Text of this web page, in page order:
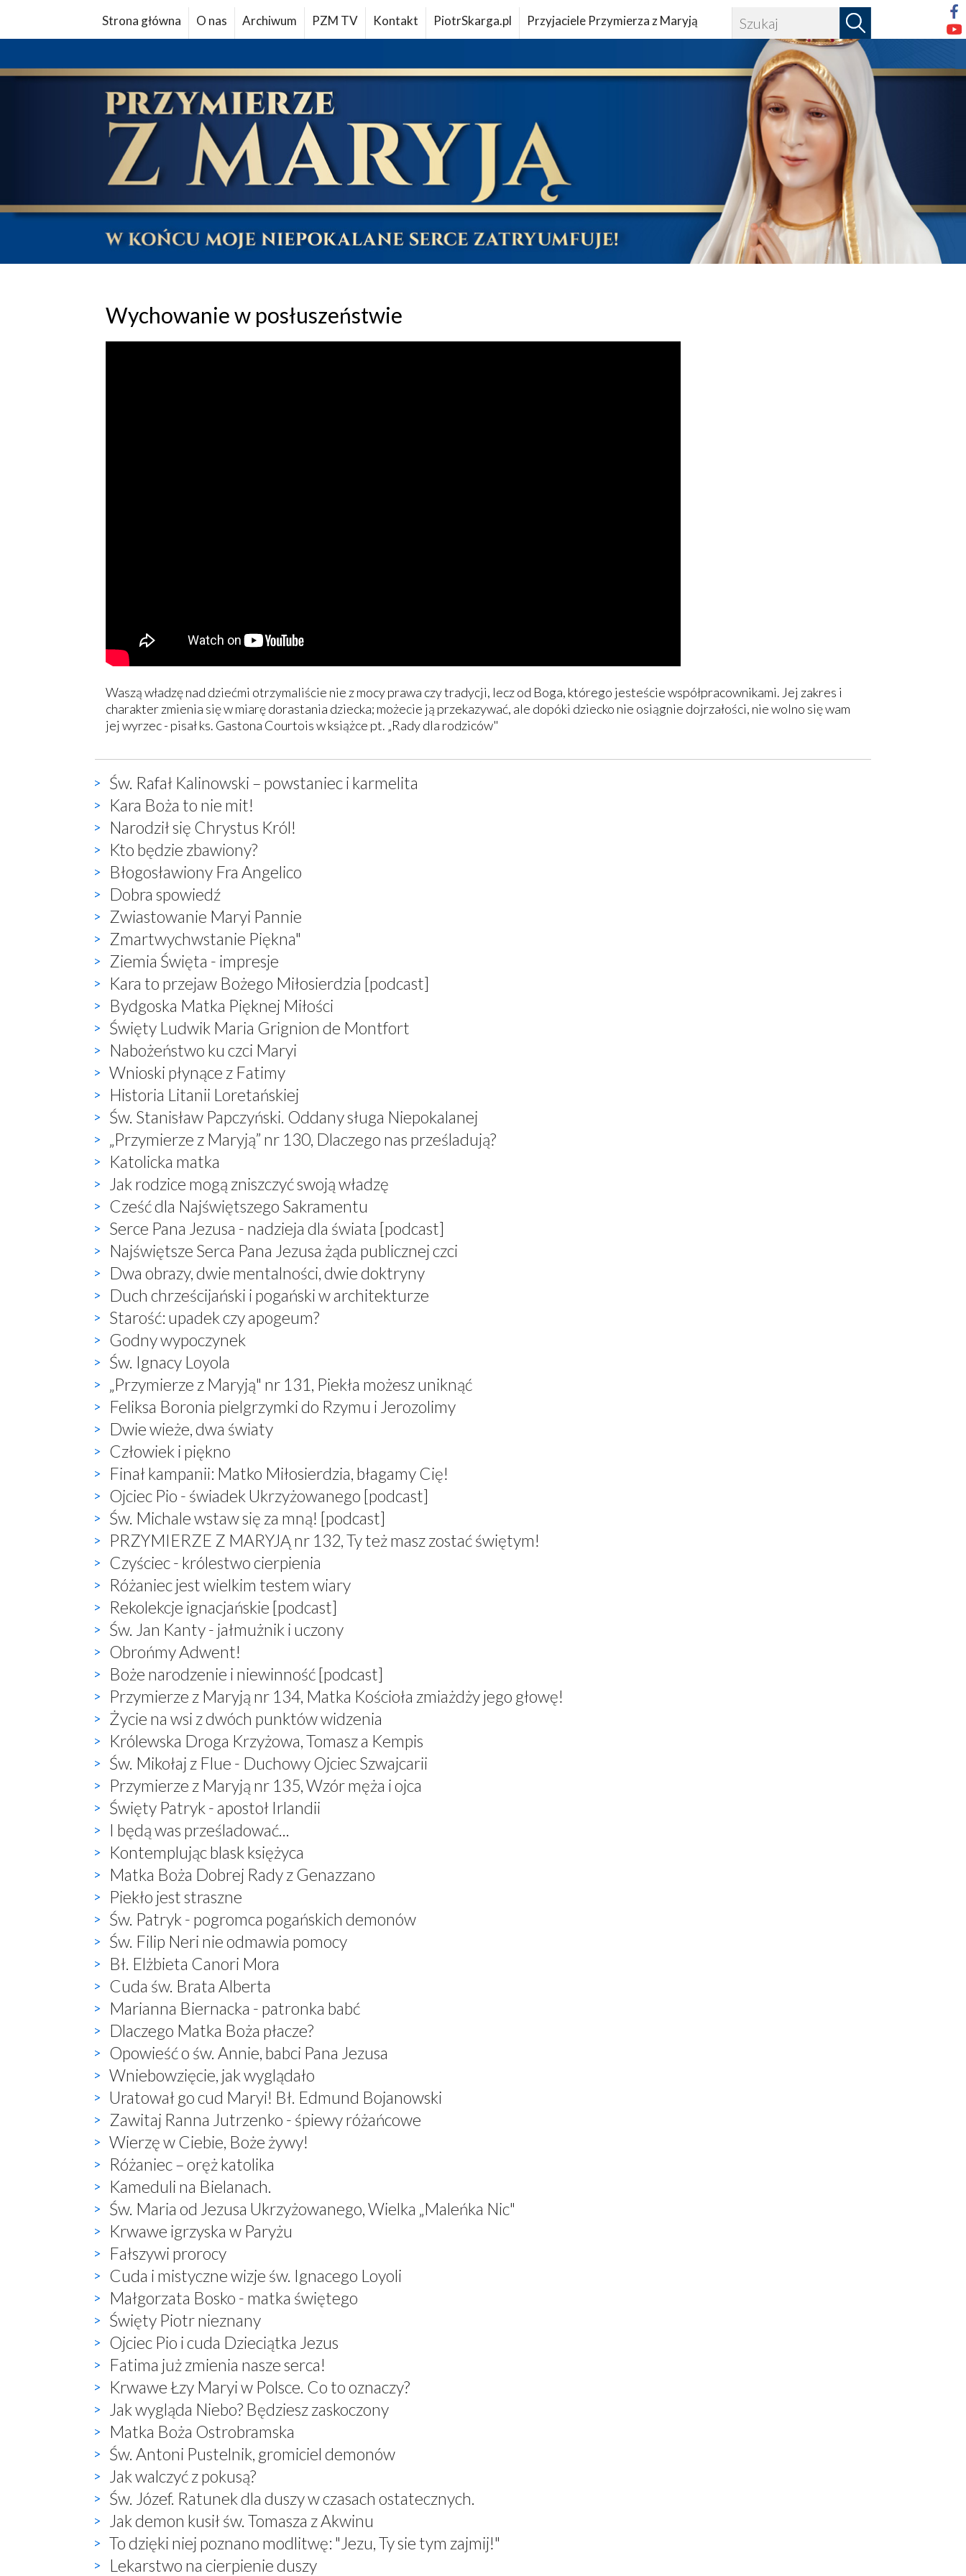
Strona główna O nas Archiwum PZM TV Kontakt PiotrSkarga.pl Przyjaciele Przymierza z Maryją
Wychowanie w posłuszeństwie
Waszą władzę nad dziećmi otrzymaliście nie z mocy prawa czy tradycji, lecz od Boga, którego jesteście współpracownikami. Jej zakres i
charakter zmienia się w miarę dorastania dziecka; możecie ją przekazywać, ale dopóki dziecko nie osiągnie dojrzałości, nie wolno się wam
jej wyrzec - pisał ks. Gastona Courtois w książce pt. „Rady dla rodziców"
Św. Rafał Kalinowski – powstaniec i karmelita
Kara Boża to nie mit!
Narodził się Chrystus Król!
Kto będzie zbawiony?
Błogosławiony Fra Angelico
Dobra spowiedź
Zwiastowanie Maryi Pannie
Zmartwychwstanie Piękna"
Ziemia Święta - impresje
Kara to przejaw Bożego Miłosierdzia [podcast]
Bydgoska Matka Pięknej Miłości
Święty Ludwik Maria Grignion de Montfort
Nabożeństwo ku czci Maryi
Wnioski płynące z Fatimy
Historia Litanii Loretańskiej
Św. Stanisław Papczyński. Oddany sługa Niepokalanej
„Przymierze z Maryją” nr 130, Dlaczego nas prześladują?
Katolicka matka
Jak rodzice mogą zniszczyć swoją władzę
Cześć dla Najświętszego Sakramentu
Serce Pana Jezusa - nadzieja dla świata [podcast]
Najświętsze Serca Pana Jezusa żąda publicznej czci
Dwa obrazy, dwie mentalności, dwie doktryny
Duch chrześcijański i pogański w architekturze
Starość: upadek czy apogeum?
Godny wypoczynek
Św. Ignacy Loyola
„Przymierze z Maryją" nr 131, Piekła możesz uniknąć
Feliksa Boronia pielgrzymki do Rzymu i Jerozolimy
Dwie wieże, dwa światy
Człowiek i piękno
Finał kampanii: Matko Miłosierdzia, błagamy Cię!
Ojciec Pio - świadek Ukrzyżowanego [podcast]
Św. Michale wstaw się za mną! [podcast]
PRZYMIERZE Z MARYJĄ nr 132, Ty też masz zostać świętym!
Czyściec - królestwo cierpienia
Różaniec jest wielkim testem wiary
Rekolekcje ignacjańskie [podcast]
Św. Jan Kanty - jałmużnik i uczony
Obrońmy Adwent!
Boże narodzenie i niewinność [podcast]
Przymierze z Maryją nr 134, Matka Kościoła zmiażdży jego głowę!
Życie na wsi z dwóch punktów widzenia
Królewska Droga Krzyżowa, Tomasz a Kempis
Św. Mikołaj z Flue - Duchowy Ojciec Szwajcarii
Przymierze z Maryją nr 135, Wzór męża i ojca
Święty Patryk - apostoł Irlandii
I będą was prześladować...
Kontemplując blask księżyca
Matka Boża Dobrej Rady z Genazzano
Piekło jest straszne
Św. Patryk - pogromca pogańskich demonów
Św. Filip Neri nie odmawia pomocy
Bł. Elżbieta Canori Mora
Cuda św. Brata Alberta
Marianna Biernacka - patronka babć
Dlaczego Matka Boża płacze?
Opowieść o św. Annie, babci Pana Jezusa
Wniebowzięcie, jak wyglądało
Uratował go cud Maryi! Bł. Edmund Bojanowski
Zawitaj Ranna Jutrzenko - śpiewy różańcowe
Wierzę w Ciebie, Boże żywy!
Różaniec – oręż katolika
Kameduli na Bielanach.
Św. Maria od Jezusa Ukrzyżowanego, Wielka „Maleńka Nic"
Krwawe igrzyska w Paryżu
Fałszywi prorocy
Cuda i mistyczne wizje św. Ignacego Loyoli
Małgorzata Bosko - matka świętego
Święty Piotr nieznany
Ojciec Pio i cuda Dzieciątka Jezus
Fatima już zmienia nasze serca!
Krwawe Łzy Maryi w Polsce. Co to oznaczy?
Jak wygląda Niebo? Będziesz zaskoczony
Matka Boża Ostrobramska
Św. Antoni Pustelnik, gromiciel demonów
Jak walczyć z pokusą?
Św. Józef. Ratunek dla duszy w czasach ostatecznych.
Jak demon kusił św. Tomasza z Akwinu
To dzięki niej poznano modlitwę: "Jezu, Ty sie tym zajmij!"
Lekarstwo na cierpienie duszy